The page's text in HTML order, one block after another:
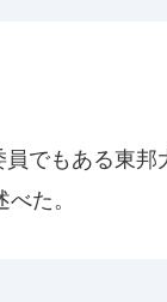
でもある東
た。